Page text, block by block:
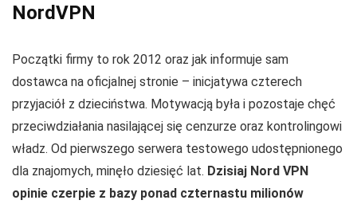
NordVPN
Początki firmy to rok 2012 oraz jak informuje sam
dostawca na oficjalnej stronie – inicjatywa czterech
przyjaciół z dzieciństwa. Motywacją była i pozostaje chęć
przeciwdziałania nasilającej się cenzurze oraz kontrolingowi
władz. Od pierwszego serwera testowego udostępnionego
dla znajomych, minęło dziesięć lat. Dzisiaj Nord VPN
opinie czerpie z bazy ponad czternastu milionów